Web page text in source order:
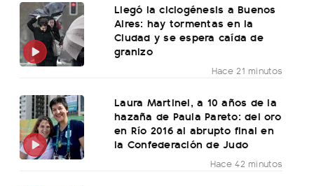
Llegó la ciclogénesis a Buenos
Aires: hay tormentas en la
Ciudad y se espera caída de
granizo
Hace 21 minutos
Laura Martinel, a 10 años de la
hazaña de Paula Pareto: del oro
en Río 2016 al abrupto final en
la Confederación de Judo
Hace 42 minutos